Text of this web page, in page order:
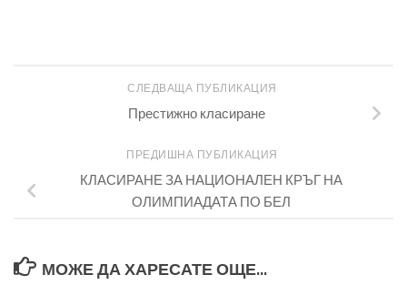
СЛЕДВАЩА ПУБЛИКАЦИЯ
Престижно класиране
ПРЕДИШНА ПУБЛИКАЦИЯ
КЛАСИРАНЕ ЗА НАЦИОНАЛЕН КРЪГ НА
ОЛИМПИАДАТА ПО БЕЛ
МОЖЕ ДА ХАРЕСАТЕ ОЩЕ...